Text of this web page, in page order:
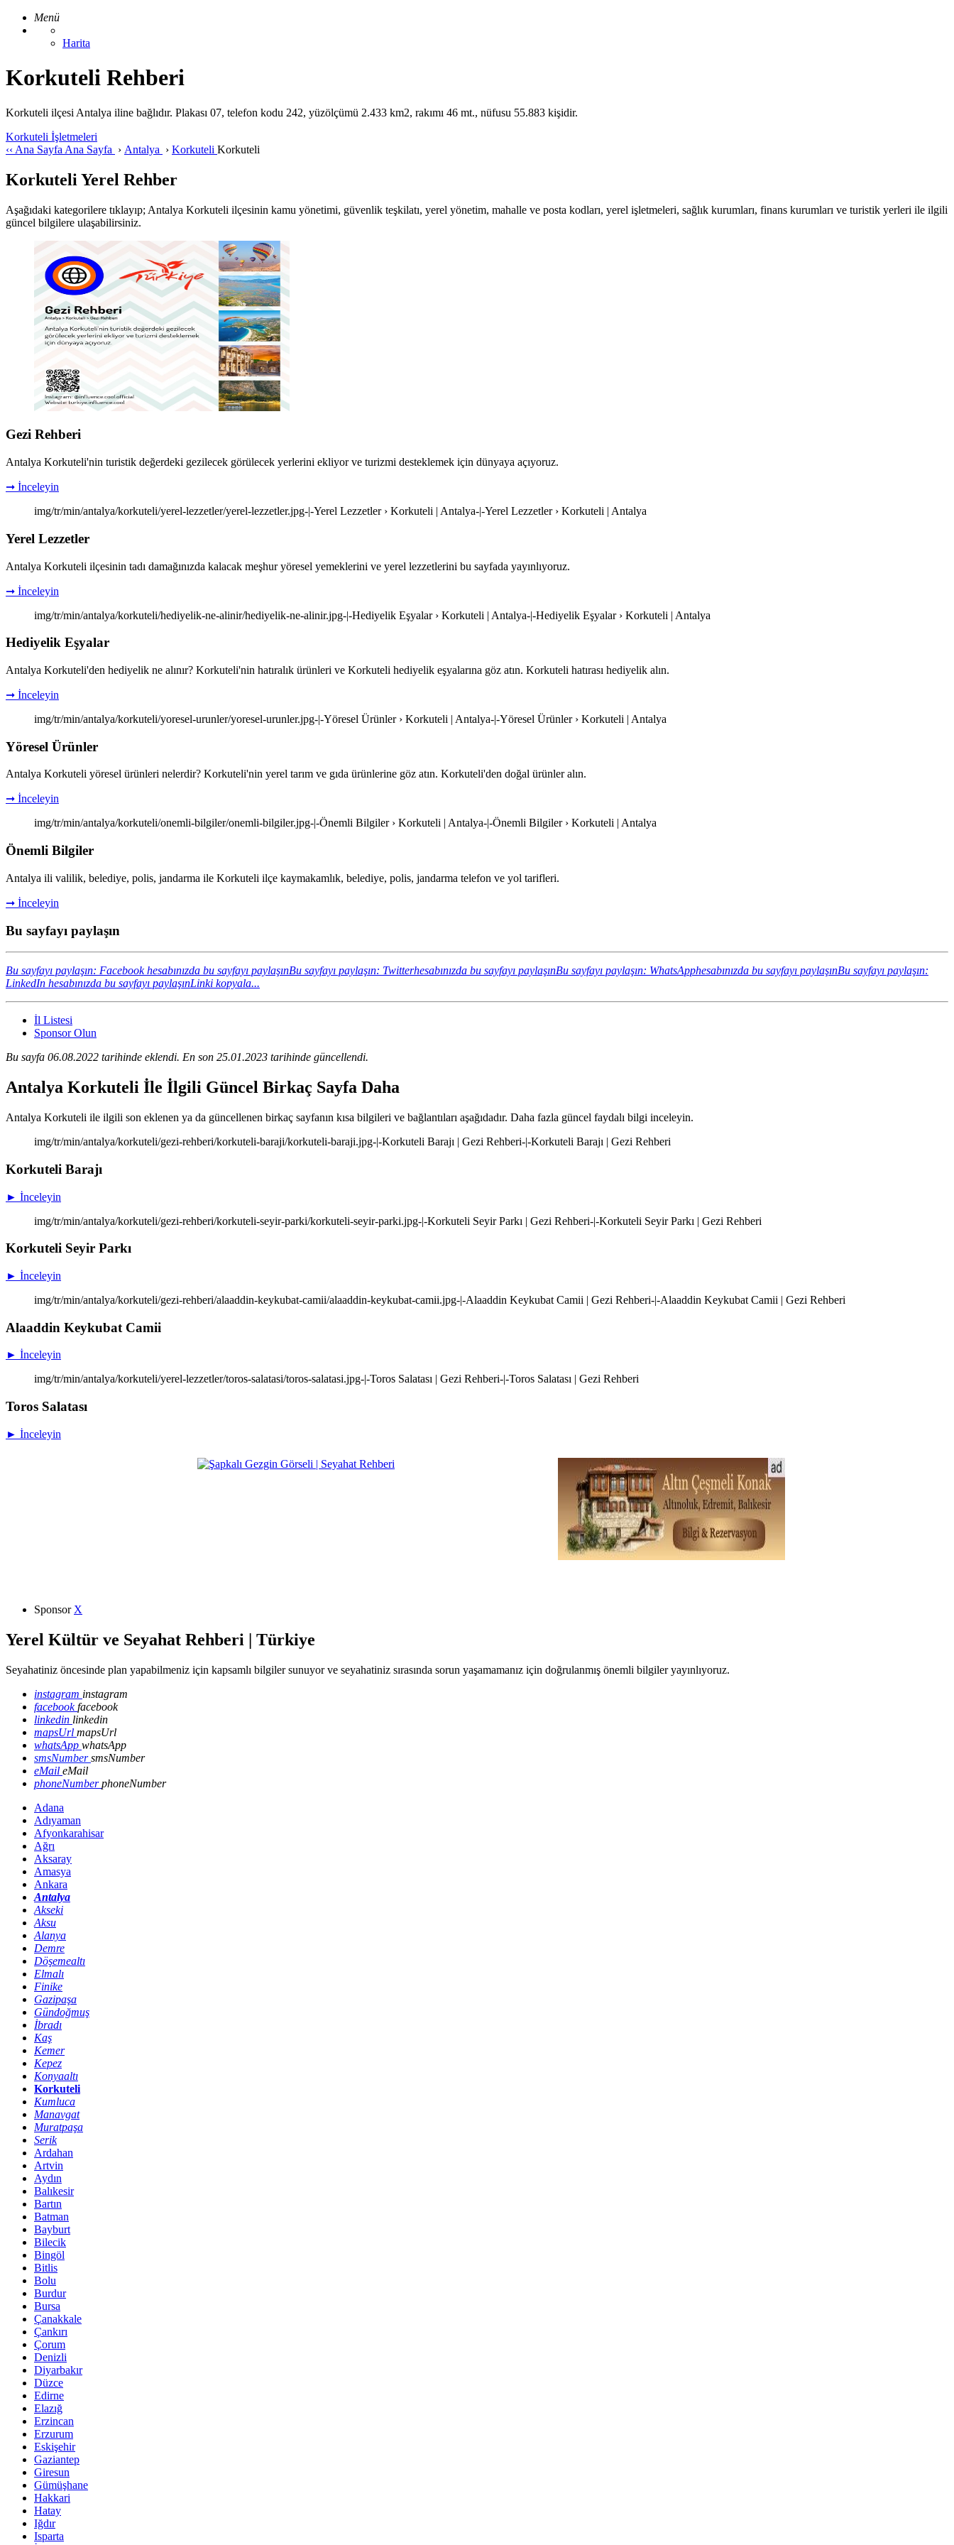
Menü
Harita
Korkuteli Rehberi
Korkuteli ilçesi Antalya iline bağlıdır. Plakası 07, telefon kodu 242, yüzölçümü 2.433 km2, rakımı 46 mt., nüfusu 55.883 kişidir.
Korkuteli İşletmeleri
‹‹ Ana Sayfa Ana Sayfa › Antalya › Korkuteli Korkuteli
Korkuteli Yerel Rehber
Aşağıdaki kategorilere tıklayıp; Antalya Korkuteli ilçesinin kamu yönetimi, güvenlik teşkilatı, yerel yönetim, mahalle ve posta kodları, yerel işletmeleri, sağlık kurumları, finans kurumları ve turistik yerleri ile ilgili
güncel bilgilere ulaşabilirsiniz.
Gezi Rehberi
Antalya Korkuteli'nin turistik değerdeki gezilecek görülecek yerlerini ekliyor ve turizmi desteklemek için dünyaya açıyoruz.
➞ İnceleyin
img/tr/min/antalya/korkuteli/yerel-lezzetler/yerel-lezzetler.jpg-|-Yerel Lezzetler › Korkuteli | Antalya-|-Yerel Lezzetler › Korkuteli | Antalya
Yerel Lezzetler
Antalya Korkuteli ilçesinin tadı damağınızda kalacak meşhur yöresel yemeklerini ve yerel lezzetlerini bu sayfada yayınlıyoruz.
➞ İnceleyin
img/tr/min/antalya/korkuteli/hediyelik-ne-alinir/hediyelik-ne-alinir.jpg-|-Hediyelik Eşyalar › Korkuteli | Antalya-|-Hediyelik Eşyalar › Korkuteli | Antalya
Hediyelik Eşyalar
Antalya Korkuteli'den hediyelik ne alınır? Korkuteli'nin hatıralık ürünleri ve Korkuteli hediyelik eşyalarına göz atın. Korkuteli hatırası hediyelik alın.
➞ İnceleyin
img/tr/min/antalya/korkuteli/yoresel-urunler/yoresel-urunler.jpg-|-Yöresel Ürünler › Korkuteli | Antalya-|-Yöresel Ürünler › Korkuteli | Antalya
Yöresel Ürünler
Antalya Korkuteli yöresel ürünleri nelerdir? Korkuteli'nin yerel tarım ve gıda ürünlerine göz atın. Korkuteli'den doğal ürünler alın.
➞ İnceleyin
img/tr/min/antalya/korkuteli/onemli-bilgiler/onemli-bilgiler.jpg-|-Önemli Bilgiler › Korkuteli | Antalya-|-Önemli Bilgiler › Korkuteli | Antalya
Önemli Bilgiler
Antalya ili valilik, belediye, polis, jandarma ile Korkuteli ilçe kaymakamlık, belediye, polis, jandarma telefon ve yol tarifleri.
➞ İnceleyin
Bu sayfayı paylaşın
Bu sayfayı paylaşın: Facebook hesabınızda bu sayfayı paylaşınBu sayfayı paylaşın: Twitterhesabınızda bu sayfayı paylaşınBu sayfayı paylaşın: WhatsApphesabınızda bu sayfayı paylaşınBu sayfayı paylaşın:
LinkedIn hesabınızda bu sayfayı paylaşınLinki kopyala...
İl Listesi
Sponsor Olun
Bu sayfa 06.08.2022 tarihinde eklendi. En son 25.01.2023 tarihinde güncellendi.
Antalya Korkuteli İle İlgili Güncel Birkaç Sayfa Daha
Antalya Korkuteli ile ilgili son eklenen ya da güncellenen birkaç sayfanın kısa bilgileri ve bağlantıları aşağıdadır. Daha fazla güncel faydalı bilgi inceleyin.
img/tr/min/antalya/korkuteli/gezi-rehberi/korkuteli-baraji/korkuteli-baraji.jpg-|-Korkuteli Barajı | Gezi Rehberi-|-Korkuteli Barajı | Gezi Rehberi
Korkuteli Barajı
► İnceleyin
img/tr/min/antalya/korkuteli/gezi-rehberi/korkuteli-seyir-parki/korkuteli-seyir-parki.jpg-|-Korkuteli Seyir Parkı | Gezi Rehberi-|-Korkuteli Seyir Parkı | Gezi Rehberi
Korkuteli Seyir Parkı
► İnceleyin
img/tr/min/antalya/korkuteli/gezi-rehberi/alaaddin-keykubat-camii/alaaddin-keykubat-camii.jpg-|-Alaaddin Keykubat Camii | Gezi Rehberi-|-Alaaddin Keykubat Camii | Gezi Rehberi
Alaaddin Keykubat Camii
► İnceleyin
img/tr/min/antalya/korkuteli/yerel-lezzetler/toros-salatasi/toros-salatasi.jpg-|-Toros Salatası | Gezi Rehberi-|-Toros Salatası | Gezi Rehberi
Toros Salatası
► İnceleyin
Sponsor X
Yerel Kültür ve Seyahat Rehberi | Türkiye
Seyahatiniz öncesinde plan yapabilmeniz için kapsamlı bilgiler sunuyor ve seyahatiniz sırasında sorun yaşamamanız için doğrulanmış önemli bilgiler yayınlıyoruz.
instagram instagram
facebookfacebook
linkedin linkedin
mapsUrl mapsUrl
whatsApp whatsApp
smsNumbersmsNumber
eMail eMail
phoneNumberphoneNumber
Adana
Adıyaman
Afyonkarahisar
Ağrı
Aksaray
Amasya
Ankara
Antalya
Akseki
Aksu
Alanya
Demre
Döşemealtı
Elmalı
Finike
Gazipaşa
Gündoğmuş
İbradı
Kaş
Kemer
Kepez
Konyaaltı
Korkuteli
Kumluca
Manavgat
Muratpaşa
Serik
Ardahan
Artvin
Aydın
Balıkesir
Bartın
Batman
Bayburt
Bilecik
Bingöl
Bitlis
Bolu
Burdur
Bursa
Çanakkale
Çankırı
Çorum
Denizli
Diyarbakır
Düzce
Edirne
Elazığ
Erzincan
Erzurum
Eskişehir
Gaziantep
Giresun
Gümüşhane
Hakkari
Hatay
Iğdır
Isparta